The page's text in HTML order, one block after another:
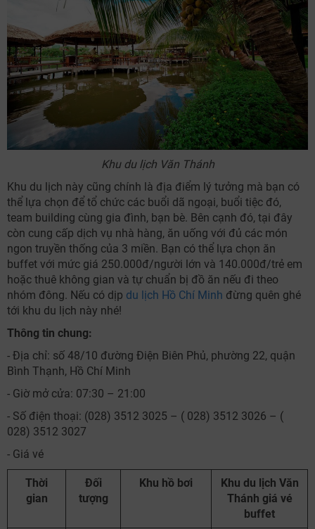
Khu du lịch Văn Thánh
Khu du lịch này cũng chính là địa điểm lý tưởng mà bạn có
thể lựa chọn để tổ chức các buổi dã ngoại, buổi tiệc đó,
team building cùng gia đình, bạn bè. Bên cạnh đó, tại đây
còn cung cấp dịch vụ nhà hàng, ăn uống với đủ các món
ngon truyền thống của 3 miền. Bạn có thể lựa chọn ăn
buffet với mức giá 250.000đ/người lớn và 140.000đ/trẻ em
hoặc thuê không gian và tự chuẩn bị đồ ăn nếu đi theo
nhóm đông. Nếu có dịp du lịch Hồ Chí Minh đừng quên ghé
tới khu du lịch này nhé!
Thông tin chung:
- Địa chỉ: số 48/10 đường Điện Biên Phủ, phường 22, quận
Bình Thạnh, Hồ Chí Minh
- Giờ mở cửa: 07:30 – 21:00
- Số điện thoại: (028) 3512 3025 – ( 028) 3512 3026 – (
028) 3512 3027
- Giá vé
Thời
gian
Đối
tượng
Khu hồ bơi
Khu du lịch Văn
Thánh giá vé
buffet